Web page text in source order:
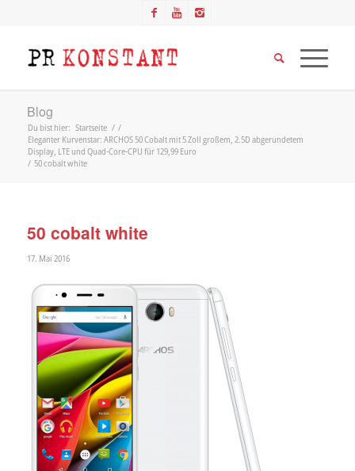
Blog
Du bist hier: Startseite / /
Eleganter Kurvenstar: ARCHOS 50 Cobalt mit 5 Zoll großem, 2.5D abgerundetem
Display, LTE und Quad-Core-CPU für 129,99 Euro
/ 50 cobalt white
50 cobalt white
17. Mai 2016